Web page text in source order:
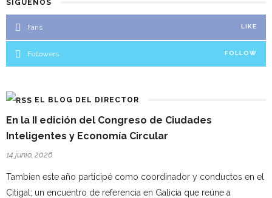
SÍGUENOS
Fans LIKE
Followers FOLLOW
EL BLOG DEL DIRECTOR
En la II edición del Congreso de Ciudades
Inteligentes y Economía Circular
14 junio, 2026
Tambien este año participé como coordinador y conductos en el
Citigal; un encuentro de referencia en Galicia que reúne a